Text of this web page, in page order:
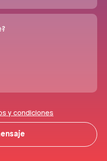
y condiciones